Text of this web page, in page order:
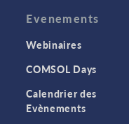
Evenements
Webinaires
COMSOL Days
Calendrier des
Evènements